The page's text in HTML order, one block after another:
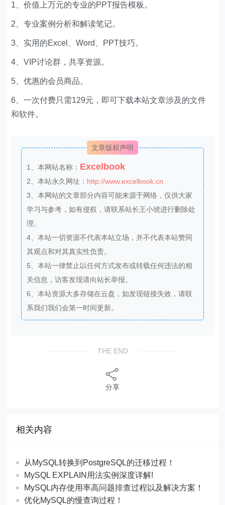
1、价值上万元的专业的PPT报告模板。
2、专业案例分析和解读笔记。
3、实用的Excel、Word、PPT技巧。
4、VIP讨论群，共享资源。
5、优惠的会员商品。
6、一次付费只需129元，即可下载本站文章涉及的文件
和软件。
文章版权声明
1、本网站名称： Excelbook
2、本站永久网址： http://www.excelbook.cn
3、本网站的文章部分内容可能来源于网络，仅供大家
学习与参考，如有侵权，请联系站长王小琥进行删除处
理。
4、本站一切资源不代表本站立场，并不代表本站赞同
其观点和对其真实性负责。
5、本站一律禁止以任何方式发布或转载任何违法的相
关信息，访客发现请向站长举报。
6、本站资源大多存储在云盘，如发现链接失效，请联
系我们我们会第一时间更新。
THE END
分享
相关内容
从MySQL转换到PostgreSQL的迁移过程！
MySQL EXPLAIN用法实例深度详解!
MySQL内存使用率高问题排查过程以及解决方案！
优化MySQL的慢查询过程！